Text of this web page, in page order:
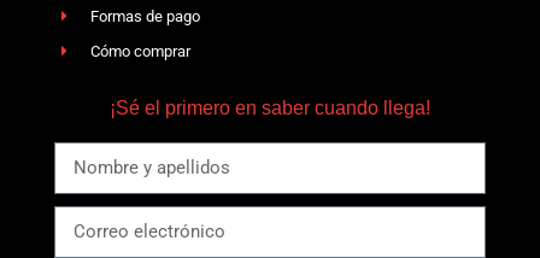
Formas de pago
Cómo comprar
¡Sé el primero en saber cuando llega!